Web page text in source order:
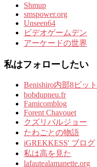
Shmup
smspower.org
Unseen64
ビデオゲームデン
アーケードの世界
私はフォローしたい
Benishiro内部8ビッ
bobdupneu.fr
Famicomblog
Forent Chavouet
クズリバルジョー
たわごとの物語
iGREKKESS' ブログ
私は高を見た
lafautealamanette.org